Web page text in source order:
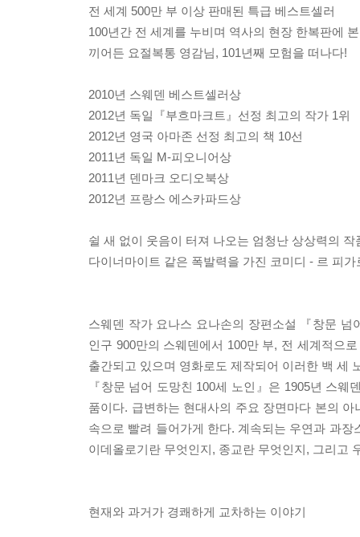
전 세계 500만 부 이상 판매된 특급 베스트셀러
100년간 전 세계를 누비며 역사의 현장 한복판에
끼어든 요절복통 영감님, 101년째 모험을 떠나다!
2010년 스웨덴 베스트셀러상
2012년 독일『부흐마크트』선정 최고의 작가 1위
2012년 영국 아마존 선정 최고의 책 10선
2011년 독일 M-피오니어상
2011년 덴마크 오디오북상
2012년 프랑스 에스카파드상
쉴 새 없이 웃음이 터져 나오는 엄청난 상상력의 작
다이너마이트 같은 폭발력을 가진 코미디 - 르 피가
스웨덴 작가 요나스 요나손의 장편소설 『창문
인구 900만의 스웨덴에서 100만 부, 전 세계적으
출간되고 있으며 영화로도 제작되어 이러한 백 세
『창문 넘어 도망친 100세 노인』은 1905년 스
품이다. 급변하는 현대사의 주요 장면마다 본의
속으로 빨려 들어가게 한다. 계속되는 우연과 과
이데올로기란 무엇인지, 종교란 무엇인지, 그리고
현재와 과거가 경쾌하게 교차하는 이야기